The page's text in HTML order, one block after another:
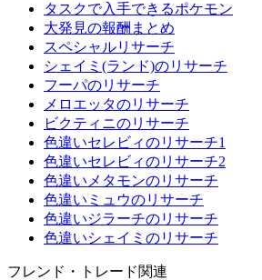
タスクで入手できるポケモン
大発見の報酬まとめ
スペシャルリサーチ
シェイミ(ランド)のリサーチ
フーパのリサーチ
メロエッタのリサーチ
ビクティニのリサーチ
色違いセレビィのリサーチ1
色違いセレビィのリサーチ2
色違いメタモンのリサーチ
色違いミュウのリサーチ
色違いジラーチのリサーチ
色違いシェイミのリサーチ
フレンド・トレード関連